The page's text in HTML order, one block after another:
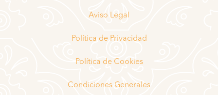
Aviso Legal
Política de Privacidad
Política de Cookies
Condiciones Generales